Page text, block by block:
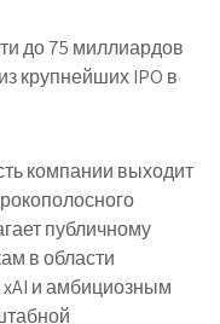
до 75 миллиардов
крупнейших IPO в
компании выходит
публичному
в области
xAI и амбициозным